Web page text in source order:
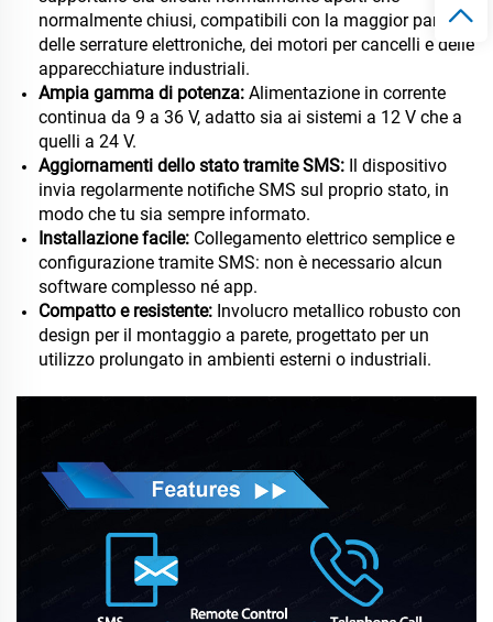
normalmente chiusi, compatibili con la maggior parte
delle serrature elettroniche, dei motori per cancelli e delle
apparecchiature industriali.
Ampia gamma di potenza: Alimentazione in corrente
continua da 9 a 36 V, adatto sia ai sistemi a 12 V che a
quelli a 24 V.
Aggiornamenti dello stato tramite SMS:
Il dispositivo
invia regolarmente notifiche SMS sul proprio stato, in
modo che tu sia sempre informato.
Installazione facile: Collegamento elettrico semplice e
configurazione tramite SMS: non è necessario alcun
software complesso né app.
Compatto e resistente: Involucro metallico robusto con
design per il montaggio a parete, progettato per un
utilizzo prolungato in ambienti esterni o industriali.